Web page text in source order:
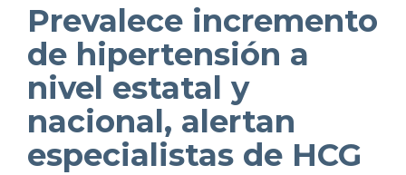
Prevalece incremento
de hipertensión a
nivel estatal y
nacional, alertan
especialistas de HCG